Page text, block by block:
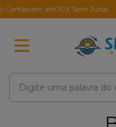
em até 10X Sem Juros